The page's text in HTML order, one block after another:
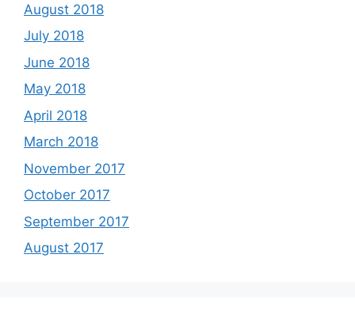
August 2018
July 2018
June 2018
May 2018
April 2018
March 2018
November 2017
October 2017
September 2017
August 2017